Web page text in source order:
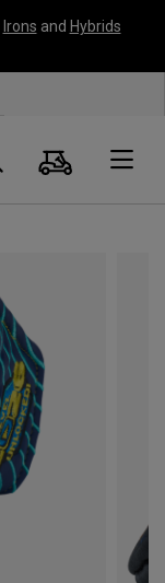
Irons and Hybrids
Panier